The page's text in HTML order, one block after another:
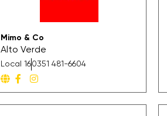
Mimo & Co
Alto Verde
Local 160351 481-6604